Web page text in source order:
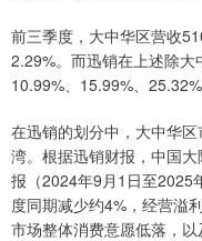
前三季度，大中华区营收
2.29%。而迅销在上述除
10.99%、15.99%、25.32%
在迅销的划分中，大中华
湾。根据迅销财报，中国
报（2024年9月1日至2025
度同期减少约4%，经营溢
市场整体消费意愿低落，以